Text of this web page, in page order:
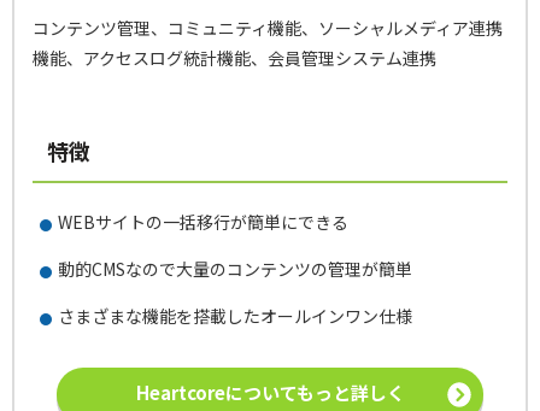
コンテンツ管理、コミュニティ機能、ソーシャルメディア連携
機能、アクセスログ統計機能、会員管理システム連携
特徴
WEBサイトの一括移行が簡単にできる
動的CMSなので大量のコンテンツの管理が簡単
さまざまな機能を搭載したオールインワン仕様
Heartcoreについてもっと詳しく